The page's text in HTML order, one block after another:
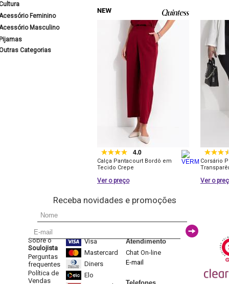
Feminino
Masculino
Categorias
4.0
Calça Pantacourt Bordô em
Tecido Crepe
Ver o preço
Corsário
Ver o
Receba novidades e promoções
Sobre o
Soulojista
Perguntas
frequentes
Política de
Vendas
Visa
Mastercard
Diners
Elo
Atendimento
Chat On-line
E-mail